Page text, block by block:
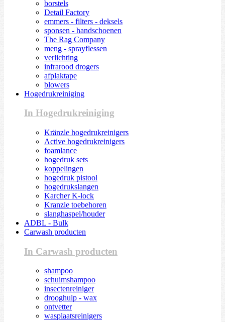
borstels
Detail Factory
emmers - filters - deksels
sponsen - handschoenen
The Rag Company
meng - sprayflessen
verlichting
infrarood drogers
afplaktape
blowers
Hogedrukreiniging
In Hogedrukreiniging
Kränzle hogedrukreinigers
Active hogedrukreinigers
foamlance
hogedruk sets
koppelingen
hogedruk pistool
hogedrukslangen
Karcher K-lock
Kranzle toebehoren
slanghaspel/houder
ADBL - Bulk
Carwash producten
In Carwash producten
shampoo
schuimshampoo
insectenreiniger
drooghulp - wax
ontvetter
wasplaatsreinigers